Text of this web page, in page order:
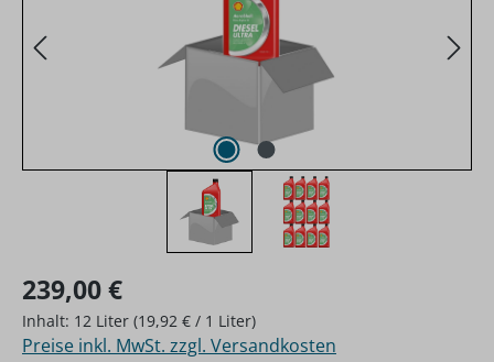
Regulärer Preis:
239,00 €
Inhalt: 12 Liter (19,92 € / 1 Liter)
Preise inkl. MwSt. zzgl. Versandkosten